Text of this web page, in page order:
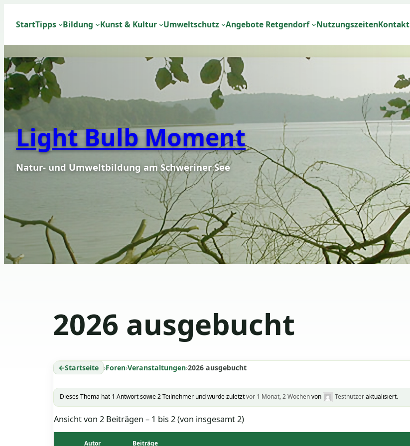
StartTipps Bildung Kunst & Kultur Umweltschutz Angebote Retgendorf NutzungszeitenKontakt
Light Bulb Moment
Natur- und Umweltbildung am Schweriner See
2026 ausgebucht
Startseite ›Foren›Veranstaltungen›2026 ausgebucht
Dieses Thema hat 1 Antwort sowie 2 Teilnehmer und wurde zuletztvor 1 Monat, 2 Wochenvon Testnutzeraktualisiert.
Ansicht von 2 Beiträgen – 1 bis 2 (von insgesamt 2)
Autor Beiträge